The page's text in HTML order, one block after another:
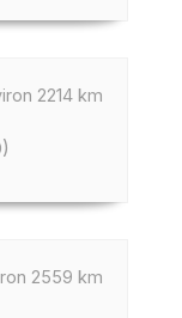
2214 km
2559 km